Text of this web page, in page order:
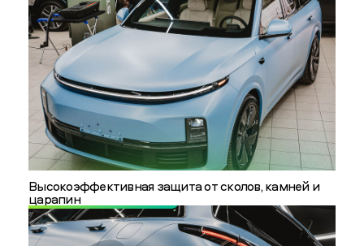
Высокоэффективная защита от сколов, камней и
царапин